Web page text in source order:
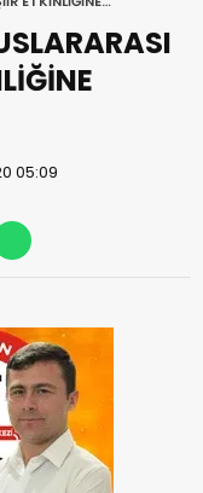
05:09